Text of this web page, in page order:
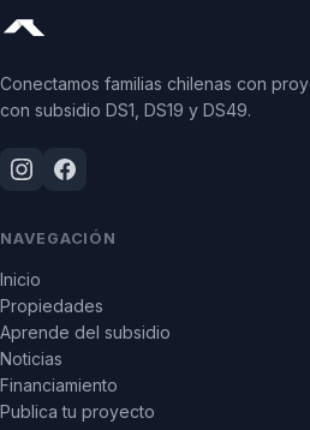
Conectamos familias chilenas con
con subsidio DS1, DS19 y DS49.
NAVEGACIÓN
Inicio
Propiedades
Aprende del subsidio
Noticias
Financiamiento
Publica tu proyecto